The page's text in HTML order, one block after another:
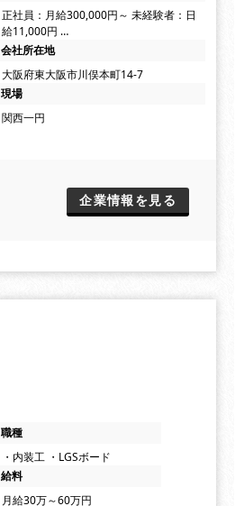
正社員：月給300,000円～ 未経験者：日
給11,000円 …
会社所在地
大阪府東大阪市川俣本町14-7
現場
関西一円
企業情報を見る
職種
・内装工 ・LGSボード
給料
月給30万～60万円